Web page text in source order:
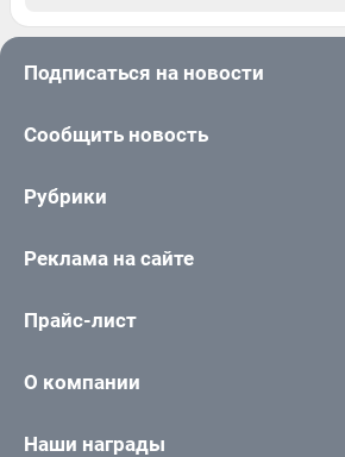
Подписаться на новости
Сообщить новость
Рубрики
Реклама на сайте
Прайс-лист
О компании
Наши награды